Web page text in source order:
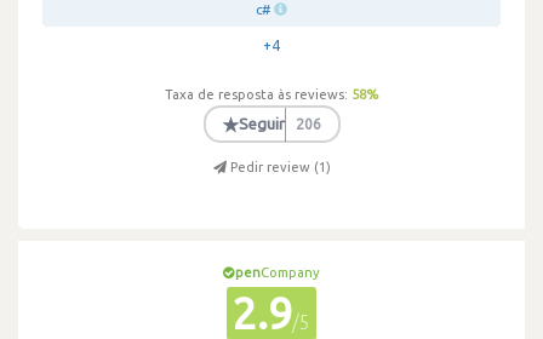
c#
+4
Taxa de resposta às reviews: 58%
★Seguir 206
Pedir review (1)
penCompany
2.9/5